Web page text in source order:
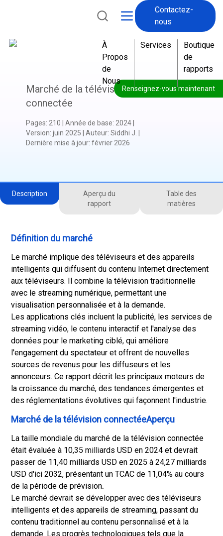
Contactez-
nous
À
Propos
de
Nous
Services
Boutique
de
rapports
Renseignez-vous maintenant
Marché de la télévision
connectée
Pages: 210 Année de base: 2024
Version: juin 2025 Auteur: Siddhi J.
Dernière mise à jour: février 2026
Description
Aperçu du
rapport
Table des
matières
Définition du marché
Le marché implique des téléviseurs et des appareils
intelligents qui diffusent du contenu Internet directement
aux téléviseurs. Il combine la télévision traditionnelle
avec le streaming numérique, permettant une
visualisation personnalisée et à la demande.
Les applications clés incluent la publicité, les services de
streaming vidéo, le contenu interactif et l'analyse des
données pour le marketing ciblé, qui améliore
l'engagement du spectateur et offrent de nouvelles
sources de revenus pour les diffuseurs et les
annonceurs. Ce rapport décrit les principaux moteurs de
la croissance du marché, des tendances émergentes et
des réglementations évolutives qui façonnent l'industrie.
Marché de la télévision connectéeAperçu
La taille mondiale du marché de la télévision connectée
était évaluée à 10,35 milliards USD en 2024 et devrait
passer de 11,40 milliards USD en 2025 à 24,27 milliards
USD d'ici 2032, présentant un TCAC de 11,04% au cours
de la période de prévision.
Le marché devrait se développer avec des téléviseurs
intelligents et des appareils de streaming, passant du
contenu traditionnel au contenu personnalisé et à la
demande. Les progrès technologiques tels que la